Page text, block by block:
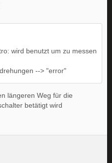
wird benutzt um zu messen
--> "error"
längeren Weg für die
betätigt wird